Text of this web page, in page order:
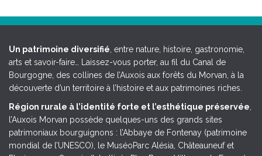
Un patrimoine diversifié , entre nature, histoire, gastronomie,
arts et savoir-faire… Laissez-vous porter, au fil du Canal de
Bourgogne, des collines de l’Auxois aux forêts du Morvan, à la
découverte d’un territoire à l’histoire et aux patrimoines riches.
Région rurale à l’identité forte et l’esthétique préservée
l’Auxois Morvan possède quelques-uns des grands sites
patrimoniaux bourguignons : l’Abbaye de Fontenay (patrimoine
mondial de l’UNESCO), le MuséoParc Alésia, Châteauneuf et